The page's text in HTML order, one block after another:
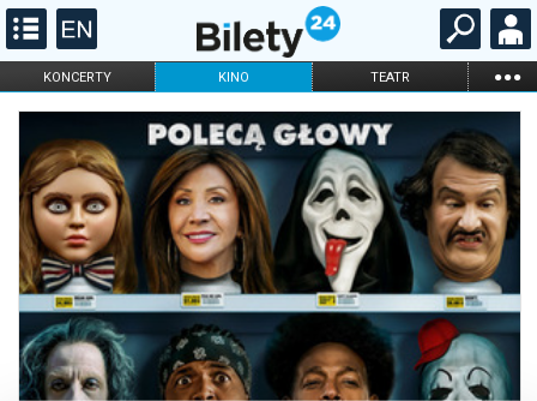
KONCERTY KINO TEATR ...
FILHARMONIA OPERA I BALET
STAND-UP
DLA DZIECI
ONLINE KARNETY